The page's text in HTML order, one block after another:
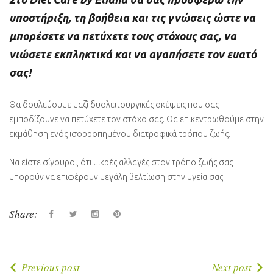
υποστήριξη, τη βοήθεια και τις γνώσεις ώστε να
μπορέσετε να πετύχετε τους στόχους σας, να
νιώσετε εκπληκτικά και να αγαπήσετε τον ευατό
σας!
Θα δουλεύουμε μαζί δυσλειτουργικές σκέψεις που σας
εμποδίζουνε να πετύχετε τον στόχο σας. Θα επικεντρωθούμε στην
εκμάθηση ενός ισορροπημένου διατροφικά τρόπου ζωής.
Να είστε σίγουροι, ότι μικρές αλλαγές στον τρόπο ζωής σας
μπορούν να επιφέρουν μεγάλη βελτίωση στην υγεία σας.
Share: FacebookTwitterinstagramPinterest
Πλοήγηση
Previous post Next post